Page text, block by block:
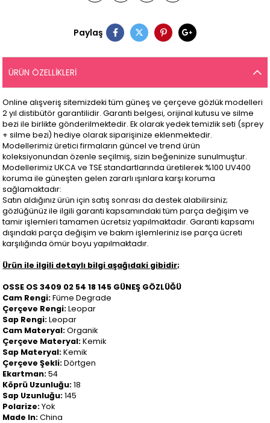
Paylaş
ÜRÜN ÖZELLIKLERI
Online alışveriş sitemizdeki tüm güneş ve çerçeve gözlük modelleri
2 yıl distibütör garantilidir. Garanti belgesi, orijinal kutusu ve silme
bezi ile birlikte gönderilmektedir. Ek olarak yedek temizlik seti (sprey
+ silme bezi) hediye olarak siparişinize eklenmektedir.
Modellerimiz üretici firmaların güncel ve trend ürün
koleksiyonundan özenle seçilmiş, sizin beğeninize sunulmuştur.
Modellerimiz UKCA ve TSE standartlarında üretilerek %100 UV400
koruma ile güneşten gelen zararlı ışınlara karşı koruma
sağlamaktadır:
Satın aldığınız ürün için satış sonrası da destek alabilirsiniz;
gözlüğünüz ile ilgili garanti kapsamındaki tüm parça değişim ve
tamir işlemleri tamamen ücretsiz yapılmaktadır. Garanti kapsamı
dışındaki parça değişim ve bakım işlemleriniz ise parça ücreti
karşılığında ömür boyu yapılmaktadır.
Ürün ile ilgili detaylı bilgi aşağıdaki gibidir;
OSSE OS 3409 02 54 18 145 GÜNEŞ GÖZLÜĞÜ
Cam Rengi:Füme Degrade
Çerçeve Rengi:Leopar
Sap Rengi:Leopar
Cam Materyal:Organik
Çerçeve Materyal:Kemik
Sap Materyal:Kemik
Çerçeve Şekli:Dörtgen
Ekartman:54
Köprü Uzunluğu:18
Sap Uzunluğu:145
Polarize:Yok
Made In:China